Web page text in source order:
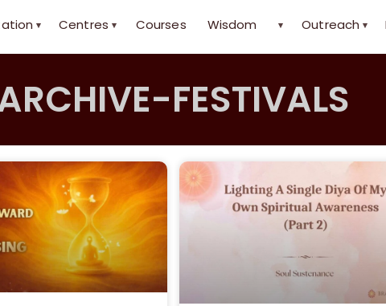
▾ Centres ▾ Courses Wisdom ▾ Outreach ▾
FESTIVALS